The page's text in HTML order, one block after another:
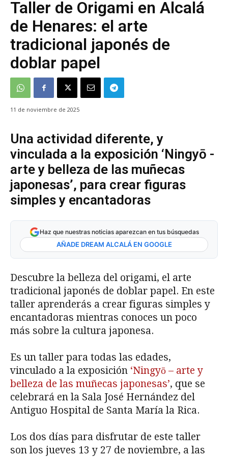
Taller de Origami en Alcalá
de Henares: el arte
tradicional japonés de
doblar papel
11 de noviembre de 2025
Una actividad diferente, y
vinculada a la exposición ‘Ningyō -
arte y belleza de las muñecas
japonesas’, para crear figuras
simples y encantadoras
Haz que nuestras noticias aparezcan en tus búsquedas
AÑADE DREAM ALCALÁ EN GOOGLE
Descubre la belleza del origami, el arte
tradicional japonés de doblar papel. En este
taller aprenderás a crear figuras simples y
encantadoras mientras conoces un poco
más sobre la cultura japonesa.
Es un taller para todas las edades,
vinculado a la exposición ‘Ningyō – arte y
belleza de las muñecas japonesas’, que se
celebrará en la Sala José Hernández del
Antiguo Hospital de Santa María la Rica.
Los dos días para disfrutar de este taller
son los jueves 13 y 27 de noviembre, a las